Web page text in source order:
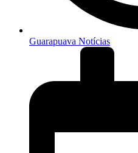
Guarapuava Notícias